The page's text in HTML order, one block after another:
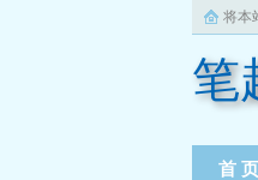
将本
笔
首 页